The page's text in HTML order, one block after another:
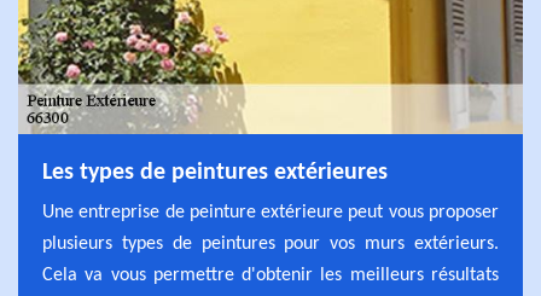
Les types de peintures extérieures
Une entreprise de peinture extérieure peut vous proposer
plusieurs types de peintures pour vos murs extérieurs.
Cela va vous permettre d'obtenir les meilleurs résultats